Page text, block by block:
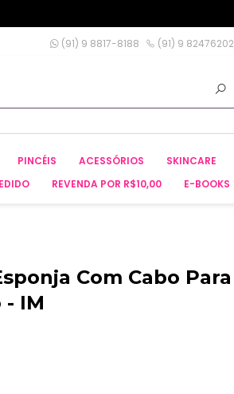
(91) 9 8817-8188 (91) 9 82476202
PINCÉIS ACESSÓRIOS SKINCARE
REVENDA POR R$10,00 E-BOOKS
Com Cabo Para
- IM